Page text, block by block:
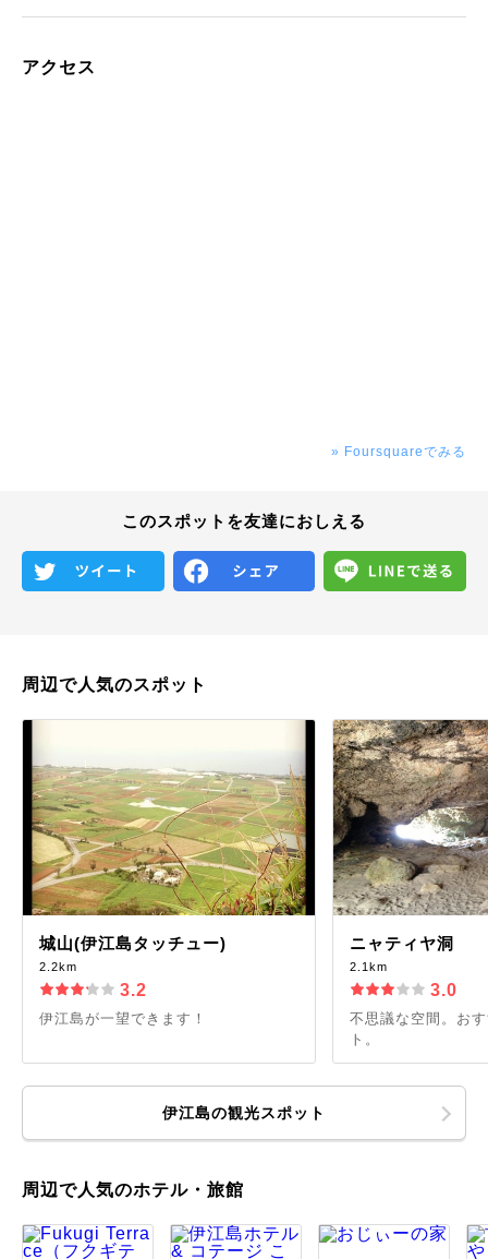
アクセス
» Foursquareでみる
このスポットを友達におしえる
周辺で人気のスポット
城山(伊江島タッチュー)
2.2km
3.2
伊江島が一望できます！
ニャティヤ洞
2.1km
3.0
不思議な空間。お
ト。
伊江島の観光スポット
周辺で人気のホテル・旅館